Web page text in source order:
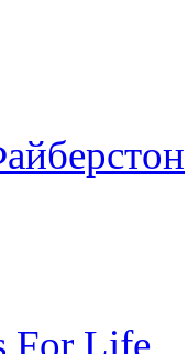
For Life